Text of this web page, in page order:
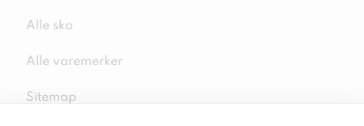
Alle sko
Alle varemerker
Sitemap